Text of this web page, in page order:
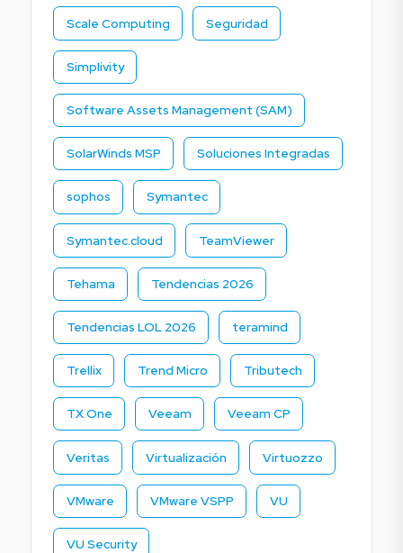
Scale Computing Seguridad
Simplivity
Software Assets Management (SAM)
SolarWinds MSP Soluciones Integradas
sophos Symantec
Symantec.cloud TeamViewer
Tehama Tendencias 2026
Tendencias LOL 2026 teramind
Trellix Trend Micro Tributech
TX One Veeam Veeam CP
Veritas Virtualización Virtuozzo
VMware VMware VSPP VU
VU Security